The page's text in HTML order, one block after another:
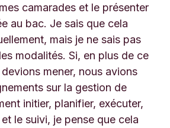
camarades et le présenter
au bac. Je sais que cela
mais je ne sais pas
modalités. Si, en plus de ce
mener, nous avions
sur la gestion de
initier, planifier, exécuter,
le suivi, je pense que cela